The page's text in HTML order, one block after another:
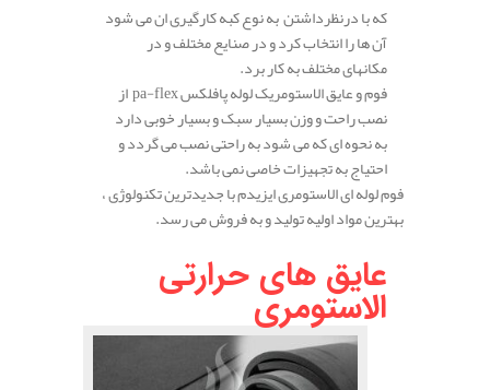
که با درنظرداشتن به نوع کبه کارگیری ان می شود
آن ها را انتخاب کرد و در صنایع مختلف و در
مکانهای مختلف به کار برد.
فوم و عایق الاستومریک لوله پافلکس pa-flex از
نصب راحت و وزن بسیار سبک و بسیار خوبی دارد
به نحوه ای که می شود به راحتی نصب می گردد و
احتیاج به تجهیزات خاصی نمی باشد.
فوم لوله ای الاستومری ایزیدم با جدیدترین تکنولوژی ،
بهترین مواد اولیه تولید و به فروش می رسد.
عایق های حرارتی
الاستومری